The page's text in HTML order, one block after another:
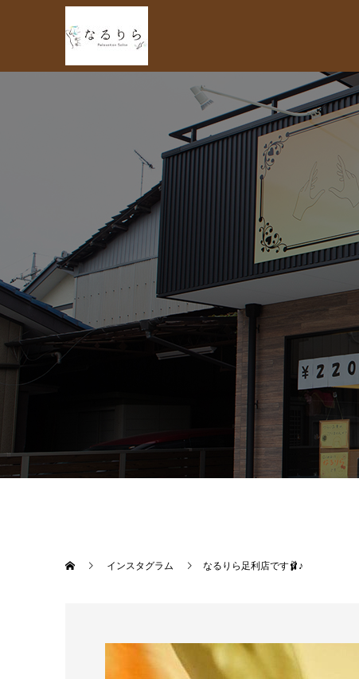
インスタグラム なるりら足利店です🩰♪